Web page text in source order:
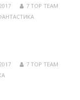
7 TOP TEAM
7 TOP TEAM